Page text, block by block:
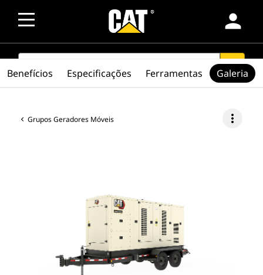
person
SEARCH search
Grupos Geradores Móveis more_vert
Benefícios Especificações Ferramentas Galeria